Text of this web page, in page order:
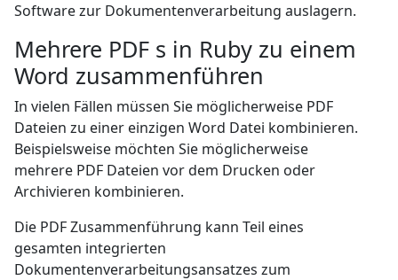
Software zur Dokumentenverarbeitung auslagern.
Mehrere PDF s in Ruby zu einem
Word zusammenführen
In vielen Fällen müssen Sie möglicherweise PDF
Dateien zu einer einzigen Word Datei kombinieren.
Beispielsweise möchten Sie möglicherweise
mehrere PDF Dateien vor dem Drucken oder
Archivieren kombinieren.
Die PDF Zusammenführung kann Teil eines
gesamten integrierten
Dokumentenverarbeitungsansatzes zum